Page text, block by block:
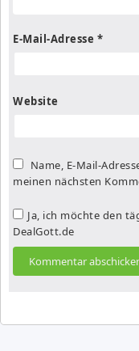
E-Mail-Adresse *
Website
Name, E-Mail-
meinen nächsten
Ja, ich möchte den
DealGott.de